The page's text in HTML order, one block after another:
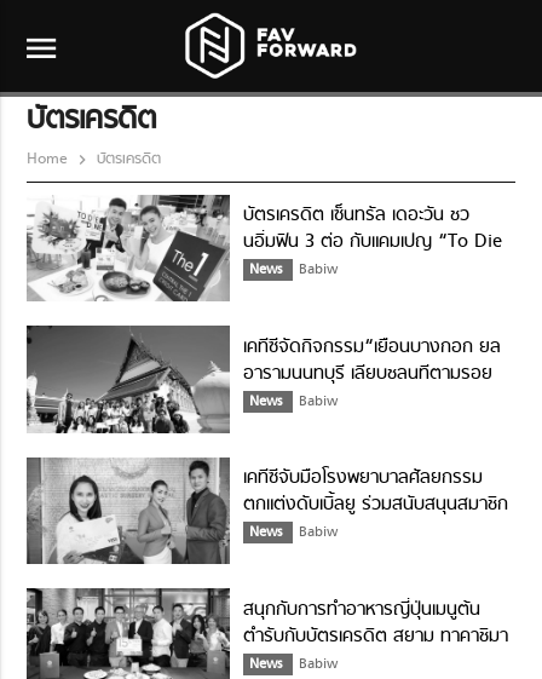
menu
บัตรเครดิต
Home บัตรเครดิต
บัตรเครดิต เซ็นทรัล เดอะวัน ชว
นอิ่มฟิน 3 ต่อ กับแคมเปญ “To Die
For Dine”
News Babiw
เคทีซีจัดกิจกรรม“เยือนบางกอก ยล
อารามนนทบุรี เลียบชลนทีตามรอย
มหากวีเอก”
News Babiw
เคทีซีจับมือโรงพยาบาลศัลยกรรม
ตกแต่งดับเบิ้ลยู ร่วมสนับสนุนสมาชิก
เติมความมั่นใจ
News Babiw
สนุกกับการทำอาหารญี่ปุ่นเมนูต้น
ตำรับกับบัตรเครดิต สยาม ทาคาชิมา
ยะNews Babiw